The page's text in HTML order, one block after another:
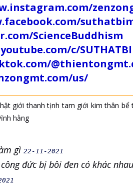
ScienceBuddhism
c/
us/
giới thanh tịnh tam giới kim thân bể
hằng
gì 22-11-2021
đức bị bôi đen có khác